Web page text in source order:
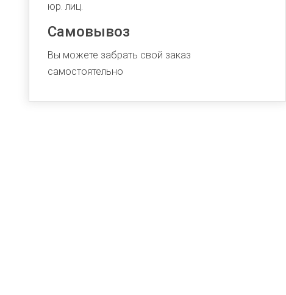
юр. лиц.
Самовывоз
Вы можете забрать свой заказ
самостоятельно